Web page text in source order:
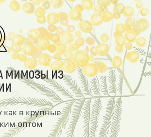
МИМОЗЫ ИЗ
в крупные
оптом